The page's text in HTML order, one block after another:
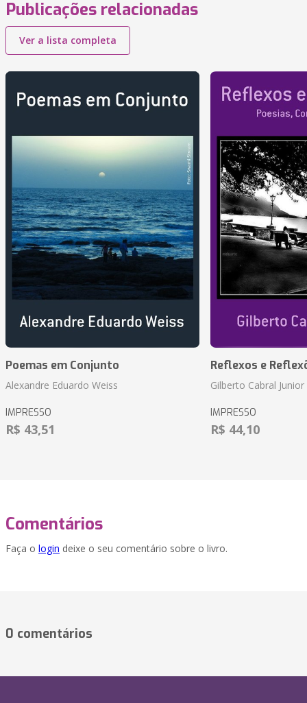
Publicações relacionadas
Ver a lista completa
Poemas em Conjunto
Alexandre Eduardo Weiss
IMPRESSO
R$ 43,51
Reflexos e
Gilberto Cabral Junior
IMPRESSO
R$ 44,10
Comentários
Faça o login deixe o seu comentário sobre o livro.
0 comentários